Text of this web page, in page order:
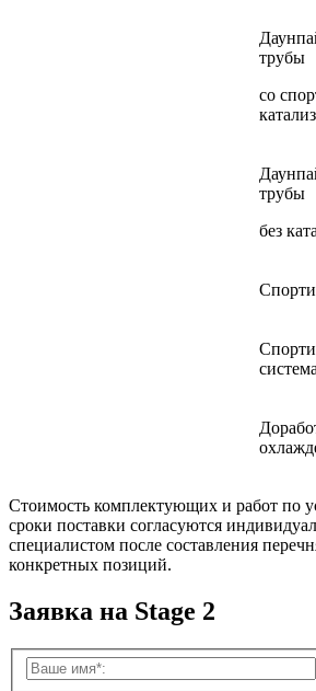
трубы
со
трубы
без
Стоимость комплектующих и работ по
сроки поставки согласуются
специалистом после составления
конкретных позиций.
Заявка на Stage 2